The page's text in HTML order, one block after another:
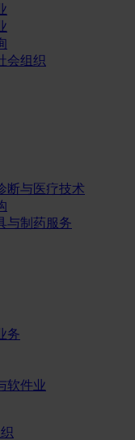
会组织
断与医疗技术
与制药服务
务
软件业